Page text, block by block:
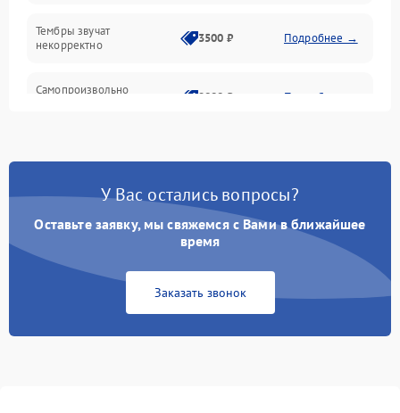
Аудио
Оптика
Тембры звучат
некорректно
3500 ₽ Подробнее →
Самопроизвольно
2800 ₽ Подробнее →
У Вас остались вопросы?
Оставьте заявку, мы свяжемся с Вами в ближайшее
время
Заказать звонок